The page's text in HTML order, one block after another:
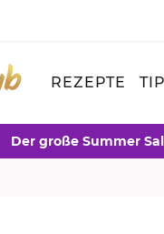
REZEPTE
Der große Summer